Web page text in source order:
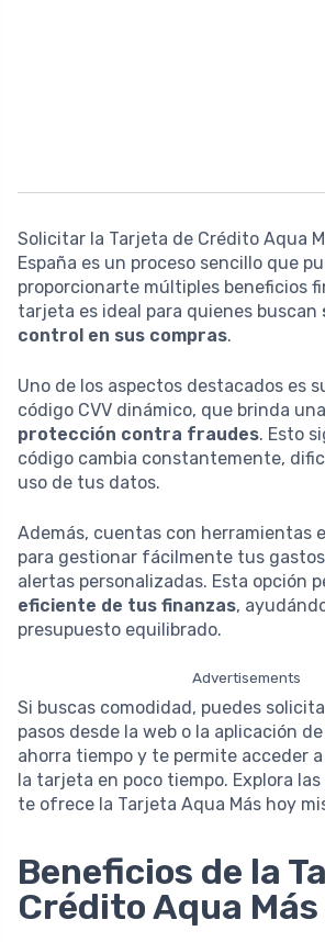
Solicitar la Tarjeta de Crédito Aqua
España es un proceso sencillo que
proporcionarte múltiples beneficios
tarjeta es ideal para quienes buscan
control en sus compras.
Uno de los aspectos destacados es
código CVV dinámico, que brinda una
protección contra fraudes. Esto
código cambia constantemente,
uso de tus datos.
Además, cuentas con herramientas
para gestionar fácilmente tus
alertas personalizadas. Esta opción
eficiente de tus finanzas,
presupuesto equilibrado.
Advertisements
Si buscas comodidad, puedes
pasos desde la web o la aplicación
ahorra tiempo y te permite acceder
la tarjeta en poco tiempo. Explora
te ofrece la Tarjeta Aqua Más hoy
Beneficios de la
Crédito Aqua Más